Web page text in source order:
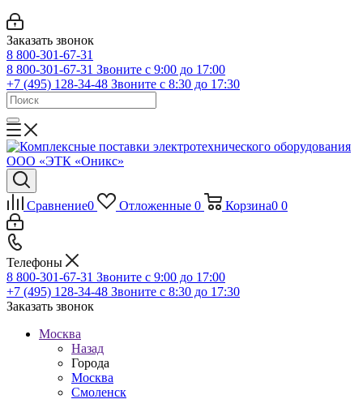
Заказать звонок
8 800-301-67-31
8 800-301-67-31 Звоните с 9:00 до 17:00
+7 (495) 128-34-48 Звоните с 8:30 до 17:30
Сравнение0 Отложенные 0 Корзина0 0
Телефоны
8 800-301-67-31 Звоните с 9:00 до 17:00
+7 (495) 128-34-48 Звоните с 8:30 до 17:30
Заказать звонок
Москва
Назад
Города
Москва
Смоленск